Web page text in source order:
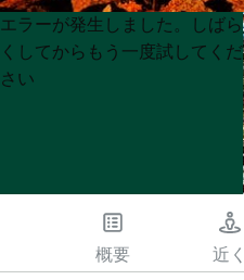
Product
List
Product
List
エラーが発生しました。しばら
くしてからもう一度試してくだ
さい
概要 近く